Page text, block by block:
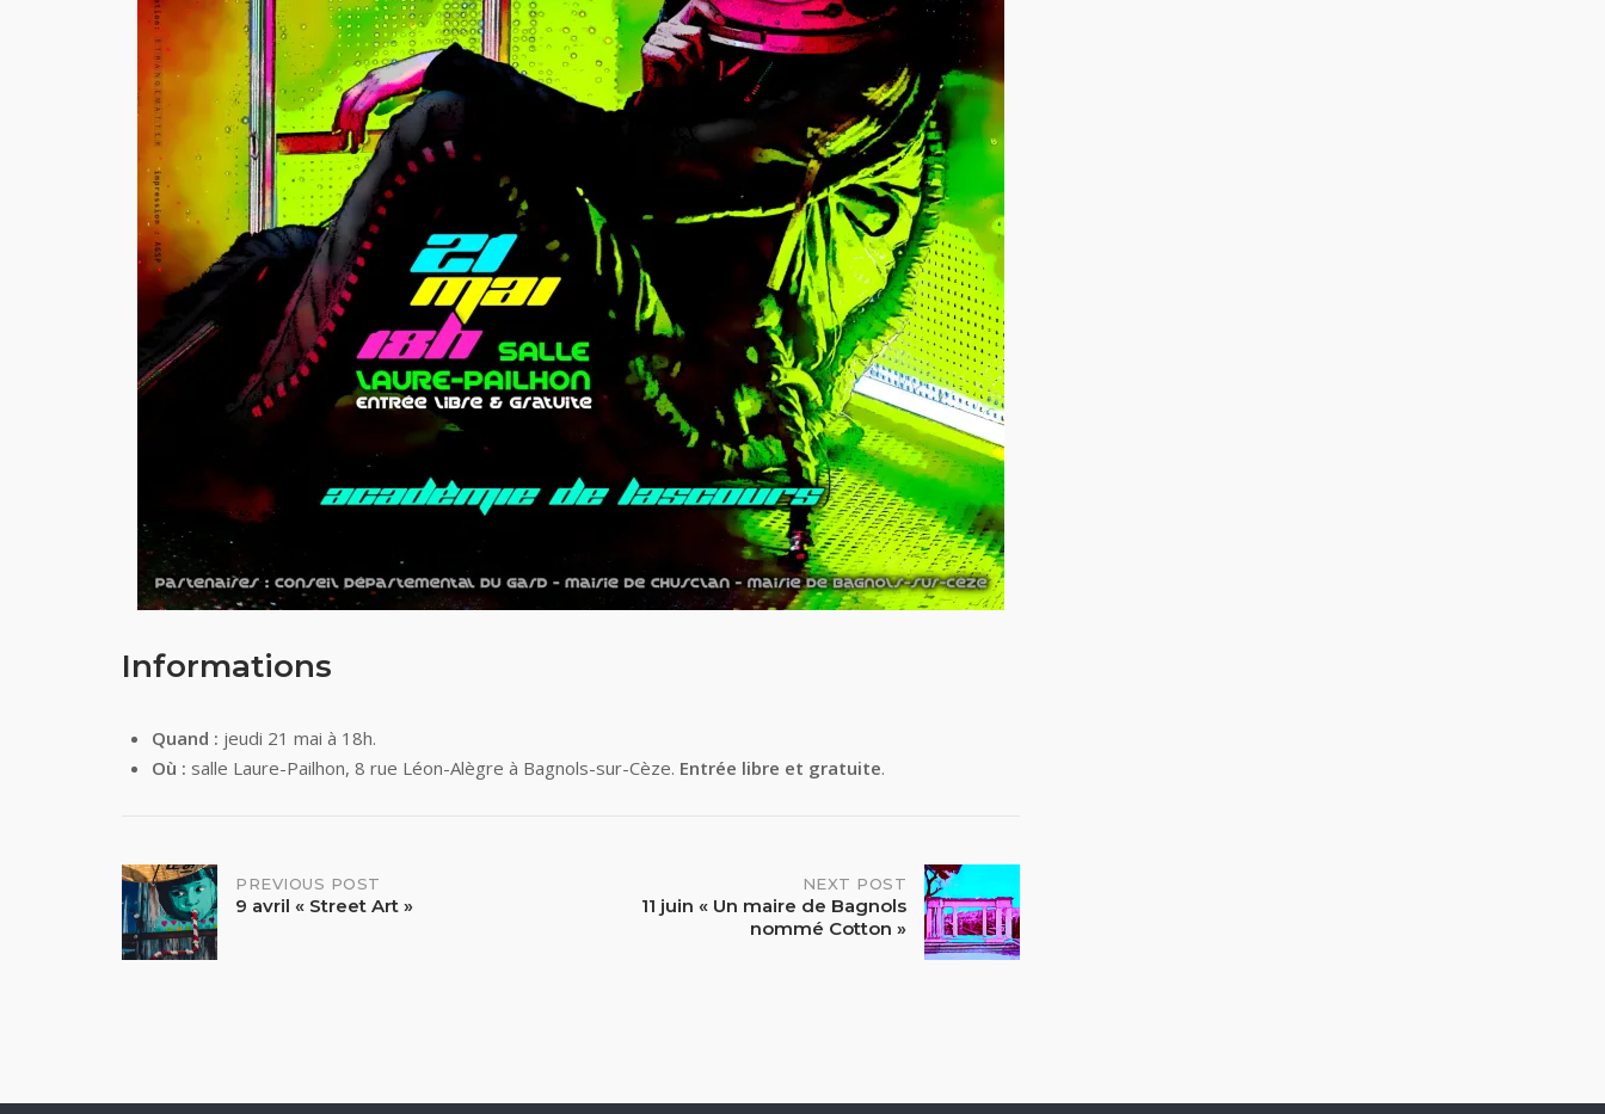
Informations
Quand : jeudi 21 mai à 18h.
Où : salle Laure-Pailhon, 8 rue Léon-Alègre à Bagnols-sur-Cèze. Entrée libre et gratuite.
Post
navigation
PREVIOUS POST
9 avril « Street Art »
NEXT POST
11 juin « Un maire de Bagnols
nommé Cotton »